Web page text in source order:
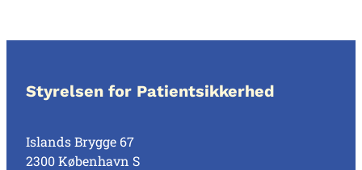
Styrelsen for Patientsikkerhed
Islands Brygge 67
2300 København S